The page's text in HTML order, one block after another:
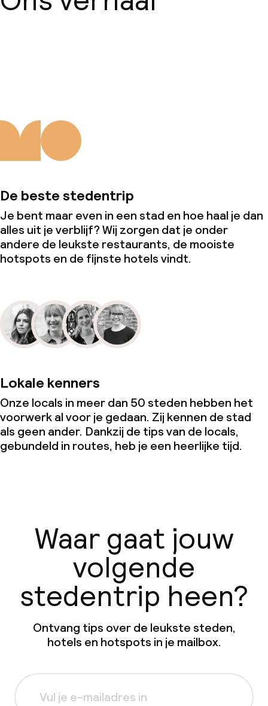
De beste stedentrip
Je bent maar even in een stad en hoe haal je dan
alles uit je verblijf? Wij zorgen dat je onder
andere de leukste restaurants, de mooiste
hotspots en de fijnste hotels vindt.
Lokale kenners
Onze locals in meer dan 50 steden hebben het
voorwerk al voor je gedaan. Zij kennen de stad
als geen ander. Dankzij de tips van de locals,
gebundeld in routes, heb je een heerlijke tijd.
Waar gaat jouw
volgende
stedentrip heen?
Ontvang tips over de leukste steden,
hotels en hotspots in je mailbox.